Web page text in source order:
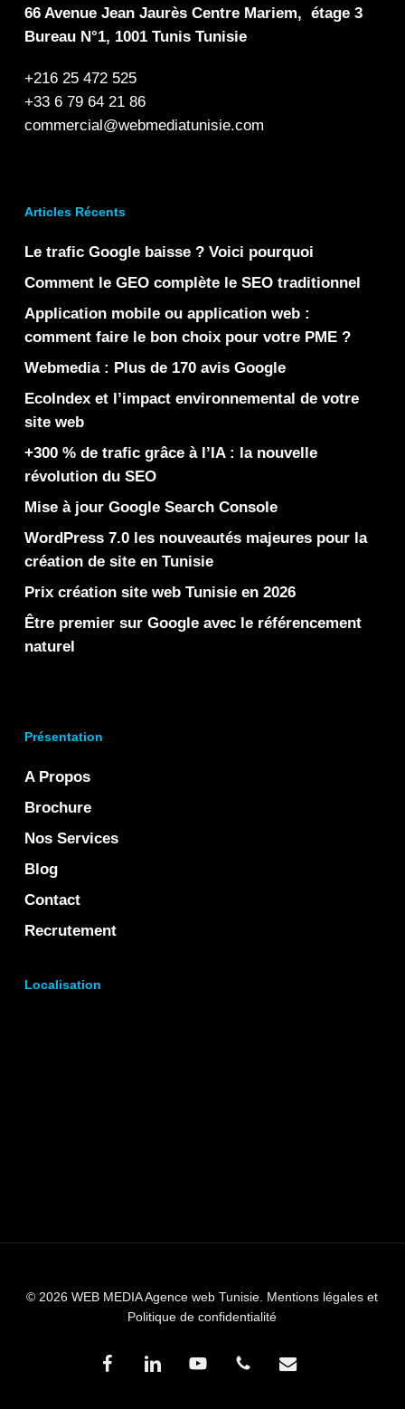
66 Avenue Jean Jaurès Centre Mariem, étage 3
Bureau N°1, 1001 Tunis Tunisie
+216 25 472 525
+33 6 79 64 21 86
commercial@webmediatunisie.com
Articles Récents
Le trafic Google baisse ? Voici pourquoi
Comment le GEO complète le SEO traditionnel
Application mobile ou application web :
comment faire le bon choix pour votre PME ?
Webmedia : Plus de 170 avis Google
EcoIndex et l’impact environnemental de votre
site web
+300 % de trafic grâce à l’IA : la nouvelle
révolution du SEO
Mise à jour Google Search Console
WordPress 7.0 les nouveautés majeures pour la
création de site en Tunisie
Prix création site web Tunisie en 2026
Être premier sur Google avec le référencement
naturel
Présentation
A Propos
Brochure
Nos Services
Blog
Contact
Recrutement
Localisation
© 2026 WEB MEDIA Agence web Tunisie. Mentions légales et
Politique de confidentialité
facebooklinkedin youtube phone email